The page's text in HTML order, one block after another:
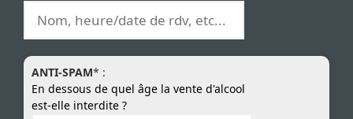
ANTI-SPAM* :
En dessous de quel âge la vente d'alcool
est-elle interdite ?